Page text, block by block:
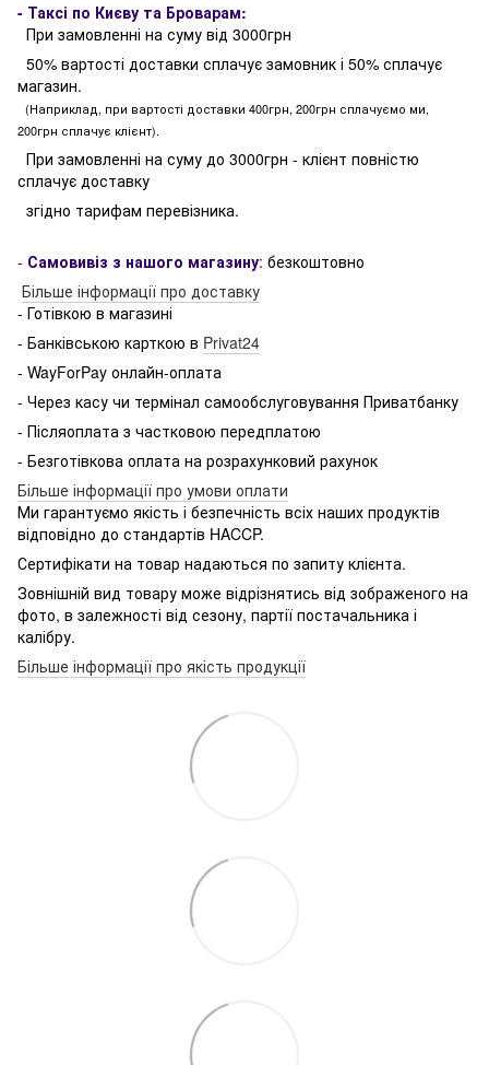
- Таксі по Києву та Броварам:
При замовленні на суму від 3000грн
50% вартості доставки сплачує замовник і 50% сплачує
магазин.
(Наприклад, при вартості доставки 400грн, 200грн сплачуємо ми,
200грн сплачує клієнт).
При замовленні на суму до 3000грн - клієнт повністю
сплачує доставку
згідно тарифам перевізника.
- Самовивіз з нашого магазину: безкоштовно
Більше інформації про доставку
- Готівкою в магазині
- Банківською карткою в Privat24
- WayForPay онлайн-оплата
- Через касу чи термінал самообслуговування Приватбанку
- Післяоплата з частковою передплатою
- Безготівкова оплата на розрахунковий рахунок
Більше інформації про умови оплати
Ми гарантуємо якість і безпечність всіх наших продуктів
відповідно до стандартів HACCP.
Сертифікати на товар надаються по запиту клієнта.
Зовнішній вид товару може відрізнятись від зображеного на
фото, в залежності від сезону, партії постачальника і
калібру.
Більше інформації про якість продукції